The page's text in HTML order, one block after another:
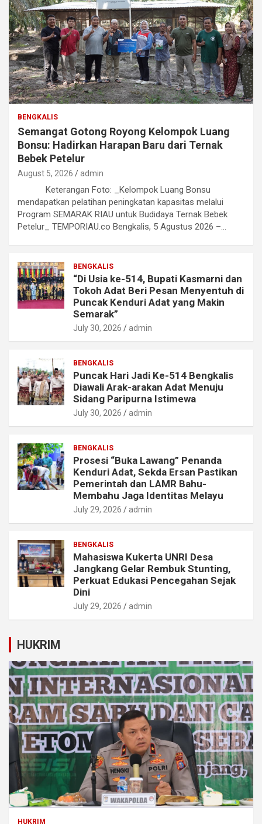
BENGKALIS
Semangat Gotong Royong Kelompok Luang
Bonsu: Hadirkan Harapan Baru dari Ternak
Bebek Petelur
August 5, 2026 admin
Keterangan Foto: _Kelompok Luang Bonsu
mendapatkan pelatihan peningkatan kapasitas melalui
Program SEMARAK RIAU untuk Budidaya Ternak Bebek
Petelur_ TEMPORIAU.co Bengkalis, 5 Agustus 2026 –…
BENGKALIS
“Di Usia ke-514, Bupati Kasmarni dan
Tokoh Adat Beri Pesan Menyentuh di
Puncak Kenduri Adat yang Makin
Semarak”
July 30, 2026 admin
BENGKALIS
Puncak Hari Jadi Ke-514 Bengkalis
Diawali Arak-arakan Adat Menuju
Sidang Paripurna Istimewa
July 30, 2026 admin
BENGKALIS
Prosesi “Buka Lawang” Penanda
Kenduri Adat, Sekda Ersan Pastikan
Pemerintah dan LAMR Bahu-
Membahu Jaga Identitas Melayu
July 29, 2026 admin
BENGKALIS
Mahasiswa Kukerta UNRI Desa
Jangkang Gelar Rembuk Stunting,
Perkuat Edukasi Pencegahan Sejak
Dini
July 29, 2026 admin
HUKRIM
HUKRIM